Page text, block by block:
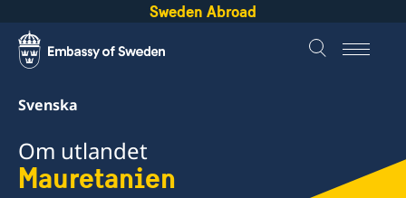
Sweden Abroad
Svenska
Om utlandet
Mauretanien